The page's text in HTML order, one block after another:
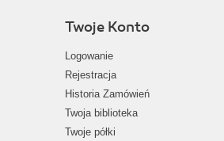
Twoje Konto
Logowanie
Rejestracja
Historia Zamówień
Twoja biblioteka
Twoje półki